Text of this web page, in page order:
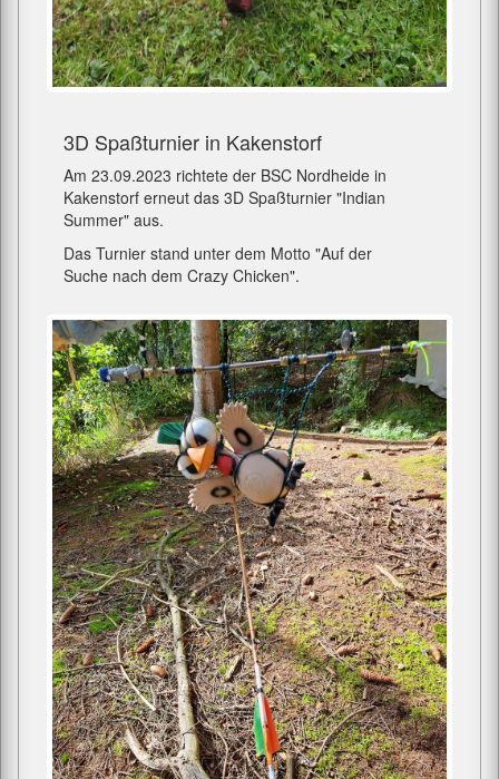
3D Spaßturnier in Kakenstorf
Am 23.09.2023 richtete der BSC Nordheide in
Kakenstorf erneut das 3D Spaßturnier "Indian
Summer" aus.
Das Turnier stand unter dem Motto "Auf der
Suche nach dem Crazy Chicken".